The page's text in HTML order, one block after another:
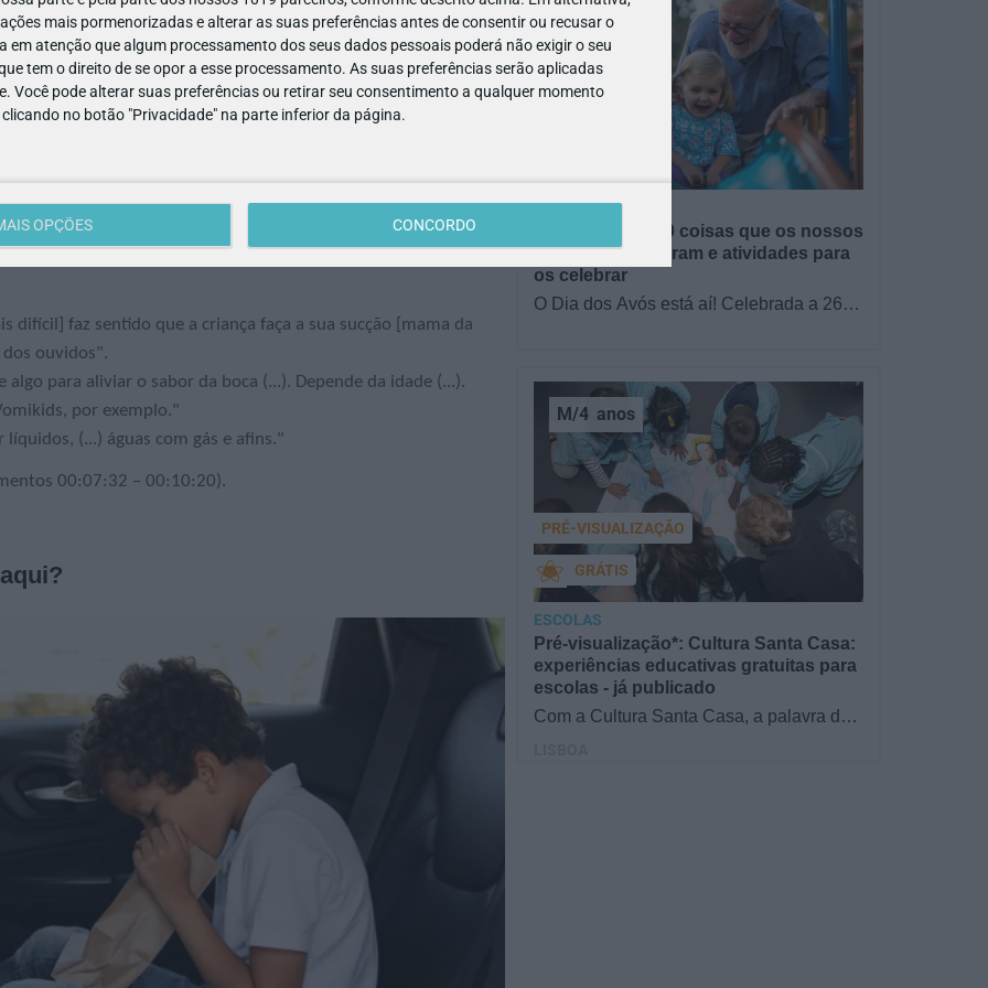
mais pormenorizadas e alterar as suas preferências antes de consentir ou recusar o
em atenção que algum processamento dos seus dados pessoais poderá não exigir o seu
tem o direito de se opor a esse processamento. As suas preferências serão aplicadas
Você pode alterar suas preferências ou retirar seu consentimento a qualquer momento
no botão "Privacidade" na parte inferior da página.
OPÇÕES CONCORDO
a viagem quando a criança estiver a dormir”
00:02:21 – 00:04:29).
criança. É uma forma feliz de dar a medicação”
diferentes e permite que o cérebro se foque noutras
00:04:30 – 00:07:34).
faz sentido que a criança faça a sua sucção [mama da
ouvidos".
para aliviar o sabor da boca (...). Depende da idade (...).
por exemplo."
(...) águas com gás e afins."
00:07:32 – 00:10:20).
Dia dos Avós: 10 coisas que os nossos
avós nos ensinaram e atividades para
os celebrar
O Dia dos Avós está aí! Celebrada a 26
BRINCAR
Pré-visualização*: Cultura Santa Casa:
experiências educativas gratuitas para
escolas - já publicado
Com a Cultura Santa Casa, a palavra de
M/4 anos
GRÁTIS
PRÉ-VISUALIZAÇÃO
ESCOLAS